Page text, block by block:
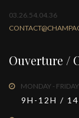
03.26.54.04.36
Ouverture /
MONDAY - FRIDAY
9H-12H /